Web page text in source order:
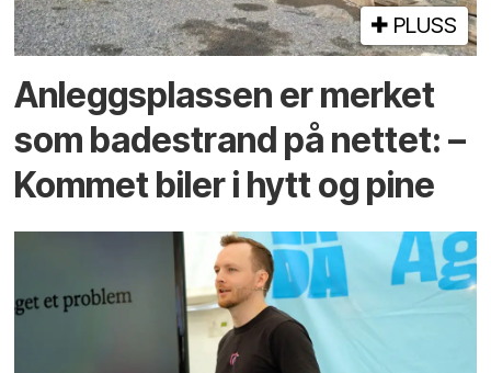
PLUSS
Anleggs­plassen er merket
som bade­strand på nettet: –
Kommet biler i hytt og pine